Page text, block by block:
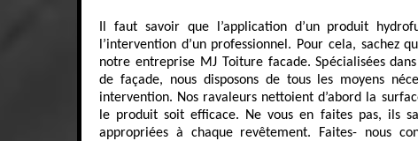
Il faut savoir que l’application d’un produit
l’intervention d’un professionnel. Pour cela, sachez
notre entreprise MJ Toiture facade. Spécialisées
de façade, nous disposons de tous les moyens
intervention. Nos ravaleurs nettoient d’abord la
le produit soit efficace. Ne vous en faites pas, ils
appropriées à chaque revêtement. Faites- nous